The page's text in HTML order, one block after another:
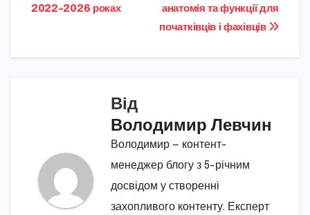
анатомія та функції для
початківців і фахівців
2022–2026 роках
Від
Володимир Левчин
Володимир — контент-
менеджер блогу з 5-річним
досвідом у створенні
захопливого контенту. Експерт